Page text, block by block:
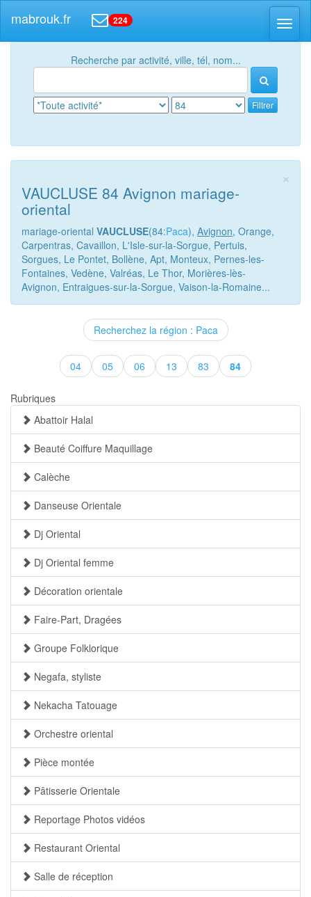
mabrouk.fr 224
Recherche par activité, ville, tél, nom...
Filtrer
×
VAUCLUSE 84 Avignon mariage-
oriental
mariage-oriental VAUCLUSE(84:Paca), Avignon, Orange,
Carpentras, Cavaillon, L'Isle-sur-la-Sorgue, Pertuis,
Sorgues, Le Pontet, Bollène, Apt, Monteux, Pernes-les-
Fontaines, Vedène, Valréas, Le Thor, Morières-lès-
Avignon, Entraigues-sur-la-Sorgue, Vaison-la-Romaine...
Recherchez la région : Paca
04 05 06 13 83 84(current)
Rubriques
Abattoir Halal
Beauté Coiffure Maquillage
Calèche
Danseuse Orientale
Dj Oriental
Dj Oriental femme
Décoration orientale
Faire-Part, Dragées
Groupe Folklorique
Negafa, styliste
Nekacha Tatouage
Orchestre oriental
Pièce montée
Pâtisserie Orientale
Reportage Photos vidéos
Restaurant Oriental
Salle de réception